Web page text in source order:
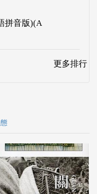
拼音版)(A
更多排行